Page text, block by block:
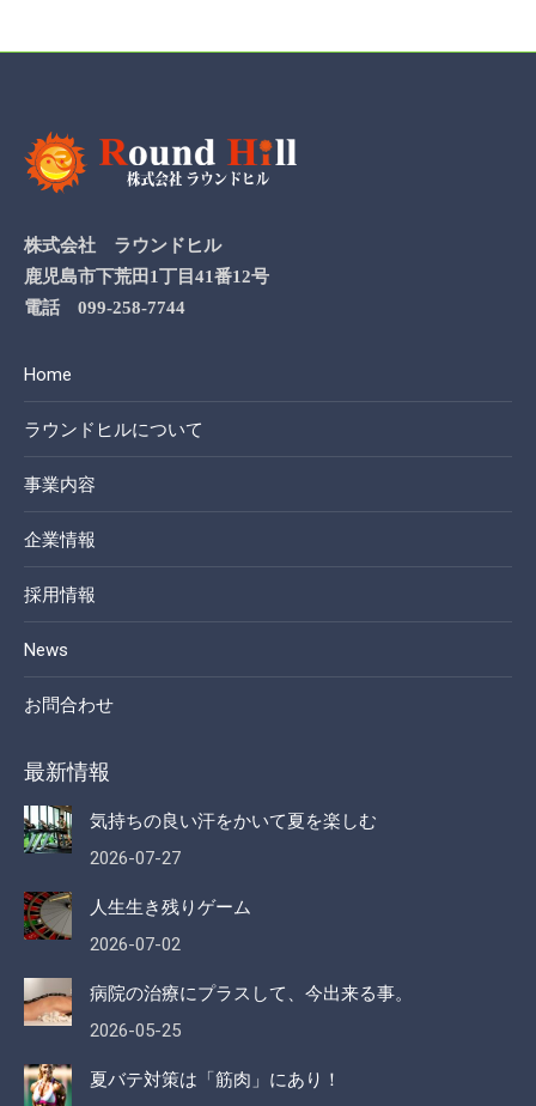
株式会社 ラウンドヒル
鹿児島市下荒田1丁目41番12号
電話 099-258-7744
Home
ラウンドヒルについて
事業内容
企業情報
採用情報
News
お問合わせ
最新情報
気持ちの良い汗をかいて夏を楽しむ
2026-07-27
人生生き残りゲーム
2026-07-02
病院の治療にプラスして、今出来る事。
2026-05-25
夏バテ対策は「筋肉」にあり！